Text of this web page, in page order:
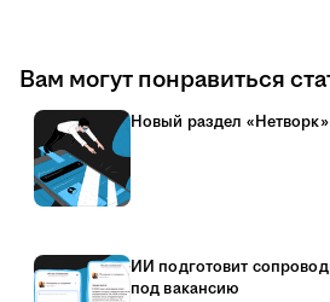
Вам могут понравиться
Новый раздел «Нетворк»
ИИ подготовит
под вакансию